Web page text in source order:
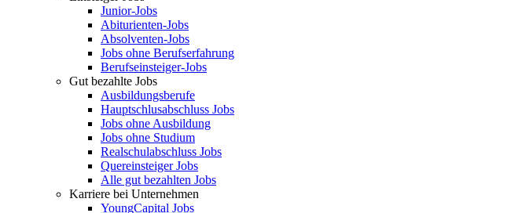
Junior-Jobs
Abiturienten-Jobs
Absolventen-Jobs
Jobs ohne Berufserfahrung
Berufseinsteiger-Jobs
Gut bezahlte Jobs
Ausbildungsberufe
Hauptschlusabschluss Jobs
Jobs ohne Ausbildung
Jobs ohne Studium
Realschulabschluss Jobs
Quereinsteiger Jobs
Alle gut bezahlten Jobs
Karriere bei Unternehmen
YoungCapital Jobs